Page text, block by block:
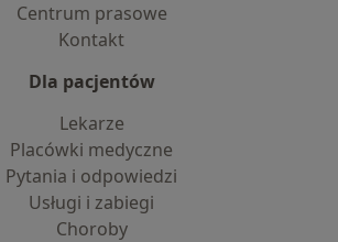
Centrum prasowe
Kontakt
Dla pacjentów
Lekarze
Placówki medyczne
Pytania i odpowiedzi
Usługi i zabiegi
Choroby